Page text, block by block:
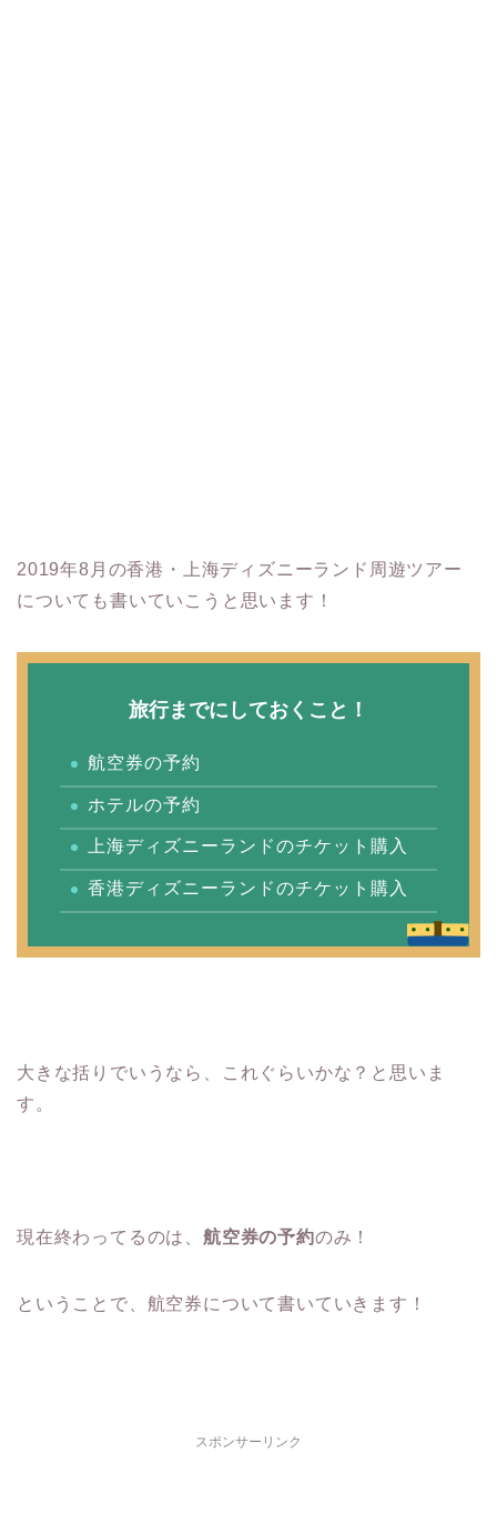
2019年8月の香港・上海ディズニーランド周遊ツアー
についても書いていこうと思います！
旅行までにしておくこと！
航空券の予約
ホテルの予約
上海ディズニーランドのチケット購入
香港ディズニーランドのチケット購入
大きな括りでいうなら、これぐらいかな？と思いま
す。
現在終わってるのは、 航空券の予約のみ！
ということで、航空券について書いていきます！
スポンサーリンク